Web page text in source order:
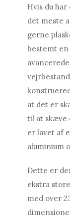
Hvis du
det meste
gerne
bestemt en
at det er
til at skæve
er lavet af
aluminium
Dette er
ekstra
med over